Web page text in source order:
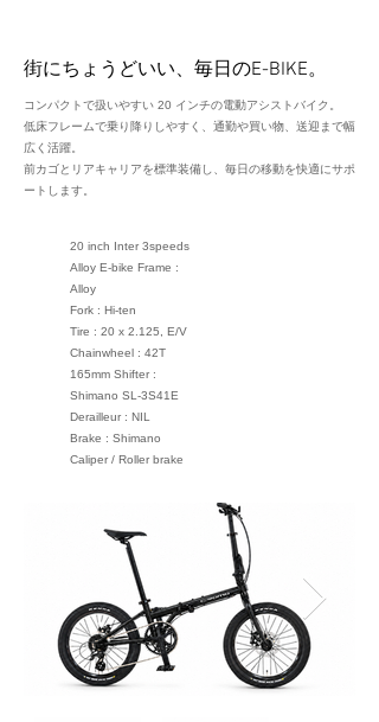
街にちょうどいい、毎日のE-BIKE。
コンパクトで扱いやすい 20 インチの電動アシストバイク。
低床フレームで乗り降りしやすく、通勤や買い物、送迎まで幅
広く活躍。
前カゴとリアキャリアを標準装備し、毎日の移動を快適にサポ
ートします。
20 inch Inter 3speeds
Alloy E-bike Frame :
Alloy
Fork : Hi-ten
Tire : 20 x 2.125, E/V
Chainwheel : 42T
165mm Shifter :
Shimano SL-3S41E
Derailleur : NIL
Brake : Shimano
Caliper / Roller brake